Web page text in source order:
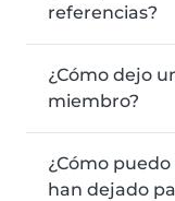
referencias?
¿Cómo dejo
miembro?
¿Cómo
han dejado